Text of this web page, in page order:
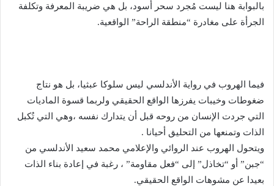
بالبوابة هنا ليست مُجرد سحر أسود، بل هي ضريبة المعرفة وتكلفة
الجرأة على مغادرة “منطقة الراحة” الواقعية.
فيما الهروب في رواية الأندلسي ليس سلوكا عبثيا، بل هو نتاج
ضغوطات وخيبات يفرزها الواقع الحقيقي ولربما قسوة الماديات
التي جردت الإنسان من روحه قبل أن يتدارك نفسه ،وهي التي تُكبل
الذات وتمنعها من التحليق أحيانا .
ويتحول الهروب عند الروائي والإعلامي محمد سعيد الأندلسي من
“جبن” أو “تخاذل” إلى “فعل مقاومة” ، رغبة في إعادة بناء الذات
بعيدا عن مشوهات الواقع الحقيقي.